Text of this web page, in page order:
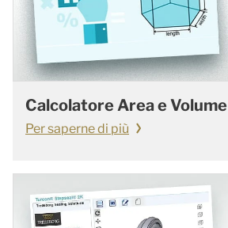
Calcolatore Area e Volume
Per saperne di più